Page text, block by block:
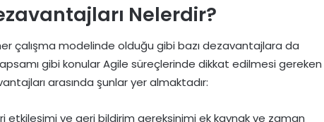
Nelerdir?
çalışma modelinde olduğu gibi bazı dezavantajlara da
gibi konular Agile süreçlerinde dikkat edilmesi gereken
arasında şunlar yer almaktadır:
etkileşimi ve geri bildirim gereksinimi ek kaynak ve zaman